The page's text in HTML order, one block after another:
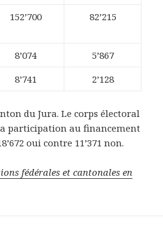
152’700 82’215
8’074
5’867
8’741 2’128
du Jura. Le corps électoral
participation au financement
oui contre 11’371 non.
fédérales et cantonales en